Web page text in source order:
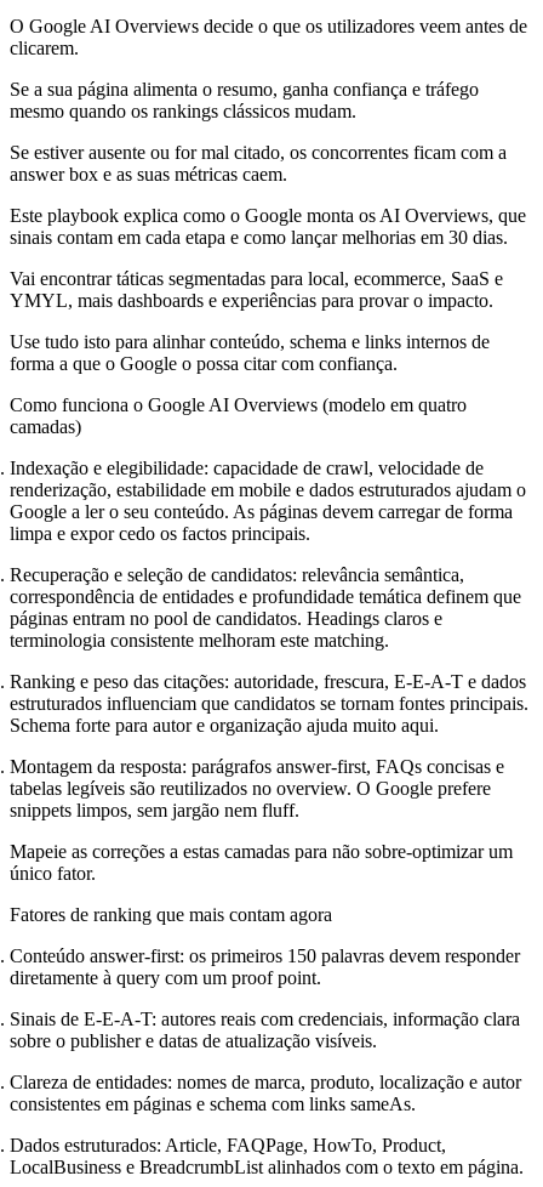
O Google AI Overviews decide o que os utilizadores veem antes de
clicarem.
Se a sua página alimenta o resumo, ganha confiança e tráfego
mesmo quando os rankings clássicos mudam.
Se estiver ausente ou for mal citado, os concorrentes ficam com a
answer box e as suas métricas caem.
Este playbook explica como o Google monta os AI Overviews, que
sinais contam em cada etapa e como lançar melhorias em 30 dias.
Vai encontrar táticas segmentadas para local, ecommerce, SaaS e
YMYL, mais dashboards e experiências para provar o impacto.
Use tudo isto para alinhar conteúdo, schema e links internos de
forma a que o Google o possa citar com confiança.
Como funciona o Google AI Overviews (modelo em quatro
camadas)
Indexação e elegibilidade: capacidade de crawl, velocidade de
renderização, estabilidade em mobile e dados estruturados ajudam o
Google a ler o seu conteúdo. As páginas devem carregar de forma
limpa e expor cedo os factos principais.
Recuperação e seleção de candidatos: relevância semântica,
correspondência de entidades e profundidade temática definem que
páginas entram no pool de candidatos. Headings claros e
terminologia consistente melhoram este matching.
Ranking e peso das citações: autoridade, frescura, E-E-A-T e dados
estruturados influenciam que candidatos se tornam fontes principais.
Schema forte para autor e organização ajuda muito aqui.
Montagem da resposta: parágrafos answer-first, FAQs concisas e
tabelas legíveis são reutilizados no overview. O Google prefere
snippets limpos, sem jargão nem fluff.
Mapeie as correções a estas camadas para não sobre-optimizar um
único fator.
Fatores de ranking que mais contam agora
Conteúdo answer-first: os primeiros 150 palavras devem responder
diretamente à query com um proof point.
Sinais de E-E-A-T: autores reais com credenciais, informação clara
sobre o publisher e datas de atualização visíveis.
Clareza de entidades: nomes de marca, produto, localização e autor
consistentes em páginas e schema com links sameAs.
Dados estruturados: Article, FAQPage, HowTo, Product,
LocalBusiness e BreadcrumbList alinhados com o texto em página.